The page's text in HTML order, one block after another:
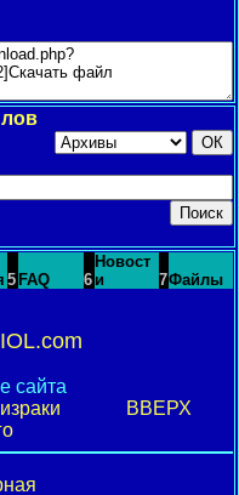
5 FAQ 6
Новост
и
7Файлы
сайта
ВВЕРХ